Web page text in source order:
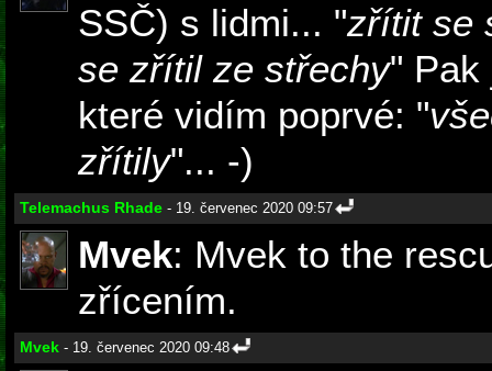
SSČ) s lidmi... "zřítit se
se zřítil ze střechy" Pak
které vidím poprvé: "
zřítily"... -)
Telemachus Rhade - 19. červenec 2020 09:57
Mvek: Mvek to the
zřícením.
Mvek - 19. červenec 2020 09:48